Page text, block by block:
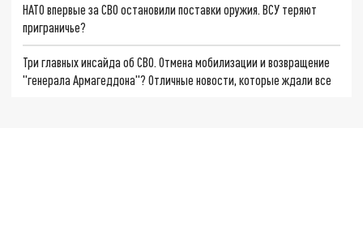
НАТО впервые за СВО остановили поставки оружия. ВСУ теряют
приграничье?
Три главных инсайда об СВО. Отмена мобилизации и возвращение
"генерала Армагеддона"? Отличные новости, которые ждали все